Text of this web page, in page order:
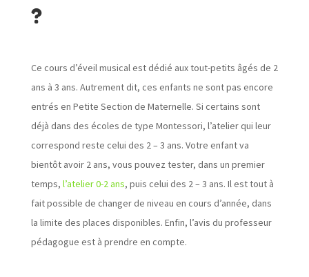
?
Ce cours d’éveil musical est dédié aux tout-petits âgés de 2
ans à 3 ans. Autrement dit, ces enfants ne sont pas encore
entrés en Petite Section de Maternelle. Si certains sont
déjà dans des écoles de type Montessori, l’atelier qui leur
correspond reste celui des 2 – 3 ans. Votre enfant va
bientôt avoir 2 ans, vous pouvez tester, dans un premier
temps, l’atelier 0-2 ans, puis celui des 2 – 3 ans. Il est tout à
fait possible de changer de niveau en cours d’année, dans
la limite des places disponibles. Enfin, l’avis du professeur
pédagogue est à prendre en compte.